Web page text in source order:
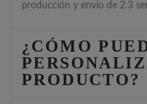
producción y envío de 2.3
¿CÓMO
PRODUCTO?